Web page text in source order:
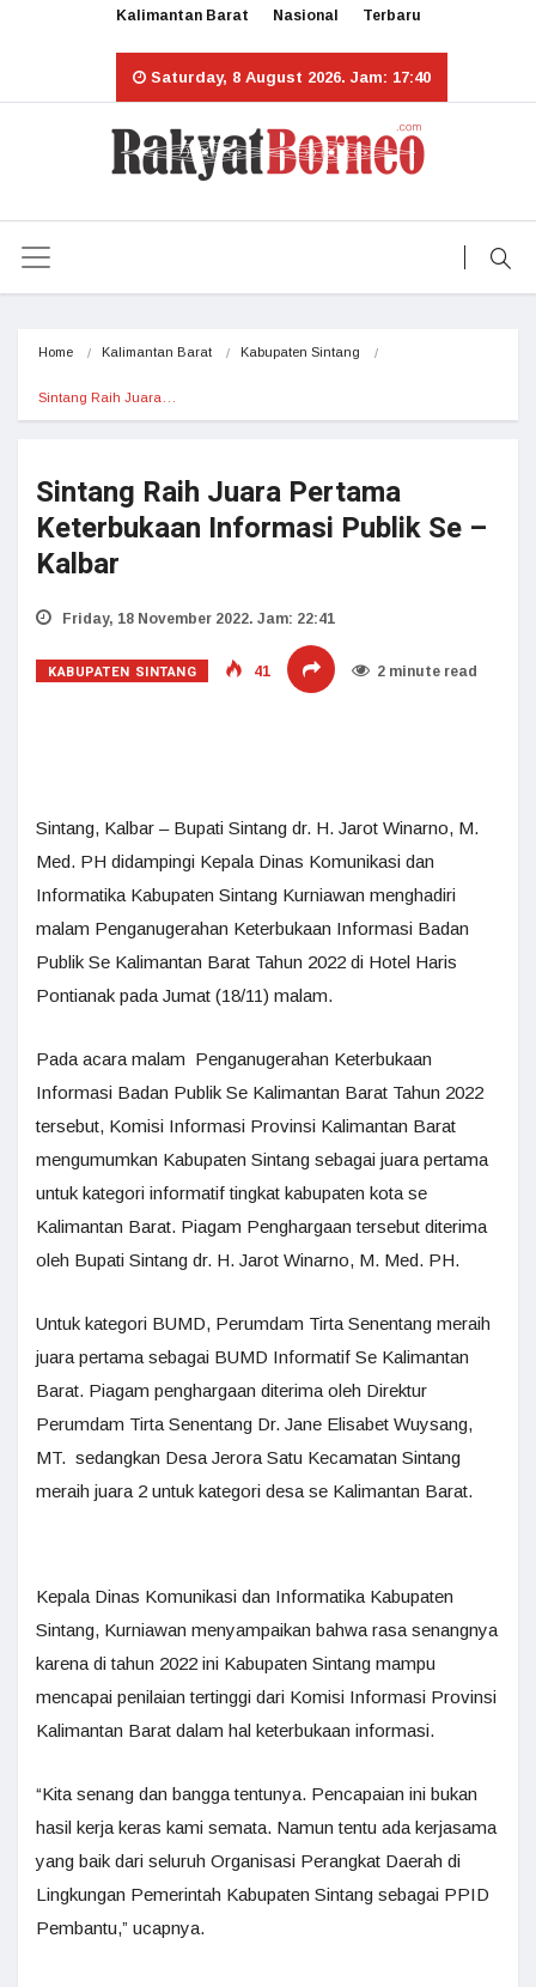
Kalimantan Barat Nasional Terbaru
Saturday, 8 August 2026. Jam: 17:40
Home Kalimantan Barat Kabupaten Sintang
Sintang Raih Juara…
Sintang Raih Juara Pertama
Keterbukaan Informasi Publik Se –
Kalbar
Friday, 18 November 2022. Jam: 22:41
KABUPATEN SINTANG 41 2 minute read
Sintang, Kalbar – Bupati Sintang dr. H. Jarot Winarno, M.
Med. PH didampingi Kepala Dinas Komunikasi dan
Informatika Kabupaten Sintang Kurniawan menghadiri
malam Penganugerahan Keterbukaan Informasi Badan
Publik Se Kalimantan Barat Tahun 2022 di Hotel Haris
Pontianak pada Jumat (18/11) malam.
Pada acara malam Penganugerahan Keterbukaan
Informasi Badan Publik Se Kalimantan Barat Tahun 2022
tersebut, Komisi Informasi Provinsi Kalimantan Barat
mengumumkan Kabupaten Sintang sebagai juara pertama
untuk kategori informatif tingkat kabupaten kota se
Kalimantan Barat. Piagam Penghargaan tersebut diterima
oleh Bupati Sintang dr. H. Jarot Winarno, M. Med. PH.
Untuk kategori BUMD, Perumdam Tirta Senentang meraih
juara pertama sebagai BUMD Informatif Se Kalimantan
Barat. Piagam penghargaan diterima oleh Direktur
Perumdam Tirta Senentang Dr. Jane Elisabet Wuysang,
MT. sedangkan Desa Jerora Satu Kecamatan Sintang
meraih juara 2 untuk kategori desa se Kalimantan Barat.
Kepala Dinas Komunikasi dan Informatika Kabupaten
Sintang, Kurniawan menyampaikan bahwa rasa senangnya
karena di tahun 2022 ini Kabupaten Sintang mampu
mencapai penilaian tertinggi dari Komisi Informasi Provinsi
Kalimantan Barat dalam hal keterbukaan informasi.
“Kita senang dan bangga tentunya. Pencapaian ini bukan
hasil kerja keras kami semata. Namun tentu ada kerjasama
yang baik dari seluruh Organisasi Perangkat Daerah di
Lingkungan Pemerintah Kabupaten Sintang sebagai PPID
Pembantu,” ucapnya.